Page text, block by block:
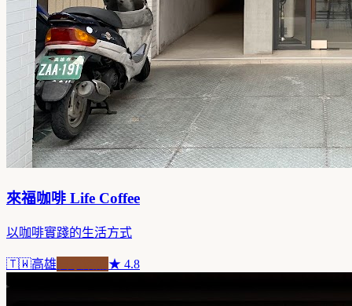
來福咖啡 Life Coffee
以咖啡實踐的生活方式
🇹🇼高雄 ★ 4.8